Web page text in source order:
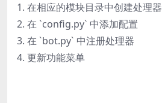
1. 在相应的模块目录中创建处理器
2. 在 `config.py` 中添加配置
3. 在 `bot.py` 中注册处理器
4. 更新功能菜单